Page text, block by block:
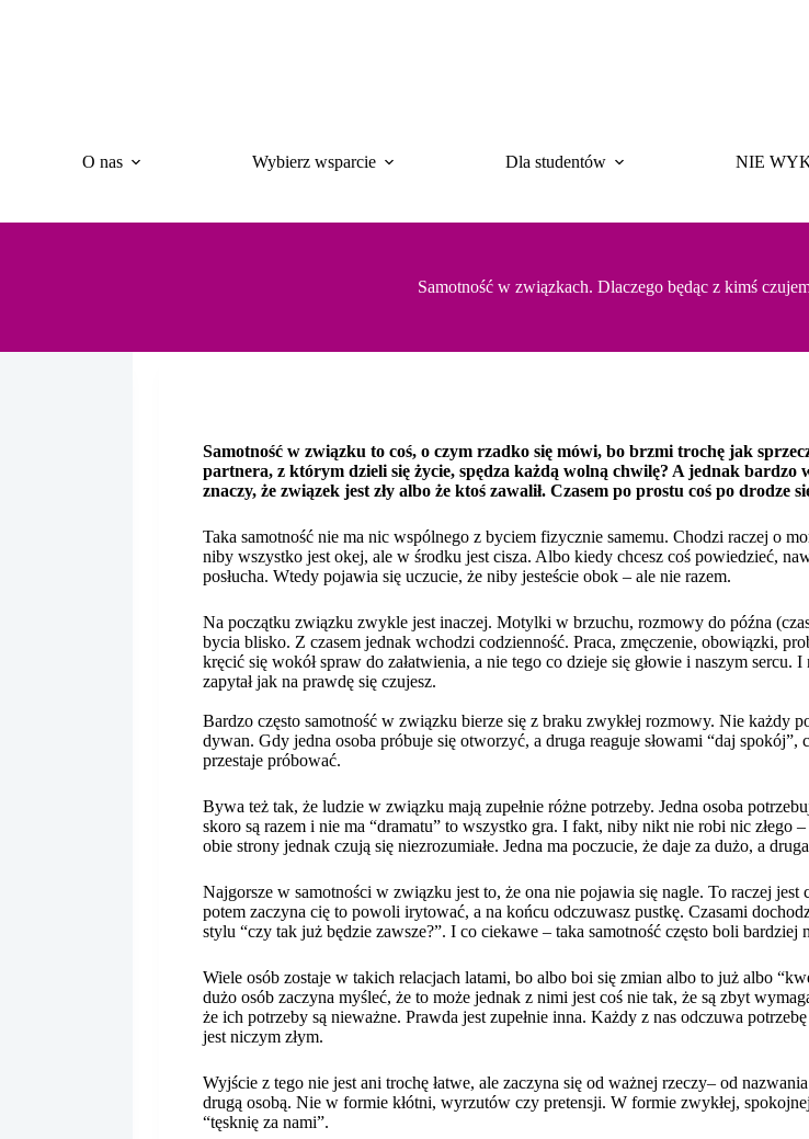
O nas Wybierz wsparcie Dla studentów NIE
Samotność w związkach. Dlaczego będąc z kimś
Samotność w związku to coś, o czym rzadko się mówi, bo brzmi trochę jak
partnera, z którym dzieli się życie, spędza każdą wolną chwilę? A jednak bardzo
znaczy, że związek jest zły albo że ktoś zawalił. Czasem po prostu coś po drodze
Taka samotność nie ma nic wspólnego z byciem fizycznie samemu. Chodzi raczej o
niby wszystko jest okej, ale w środku jest cisza. Albo kiedy chcesz coś powiedzieć,
posłucha. Wtedy pojawia się uczucie, że niby jesteście obok – ale nie razem.
Na początku związku zwykle jest inaczej. Motylki w brzuchu, rozmowy do późna
bycia blisko. Z czasem jednak wchodzi codzienność. Praca, zmęczenie, obowiązki,
kręcić się wokół spraw do załatwienia, a nie tego co dzieje się głowie i naszym
zapytał jak na prawdę się czujesz.
Bardzo często samotność w związku bierze się z braku zwykłej rozmowy. Nie każdy
dywan. Gdy jedna osoba próbuje się otworzyć, a druga reaguje słowami “daj spokój”,
przestaje próbować.
Bywa też tak, że ludzie w związku mają zupełnie różne potrzeby. Jedna osoba
skoro są razem i nie ma “dramatu” to wszystko gra. I fakt, niby nikt nie robi nic
obie strony jednak czują się niezrozumiałe. Jedna ma poczucie, że daje za dużo, a
Najgorsze w samotności w związku jest to, że ona nie pojawia się nagle. To raczej
potem zaczyna cię to powoli irytować, a na końcu odczuwasz pustkę. Czasami
stylu “czy tak już będzie zawsze?”. I co ciekawe – taka samotność często boli bardziej
Wiele osób zostaje w takich relacjach latami, bo albo boi się zmian albo to już albo
dużo osób zaczyna myśleć, że to może jednak z nimi jest coś nie tak, że są zbyt
że ich potrzeby są nieważne. Prawda jest zupełnie inna. Każdy z nas odczuwa
jest niczym złym.
Wyjście z tego nie jest ani trochę łatwe, ale zaczyna się od ważnej rzeczy– od
drugą osobą. Nie w formie kłótni, wyrzutów czy pretensji. W formie zwykłej,
“tęsknię za nami”.